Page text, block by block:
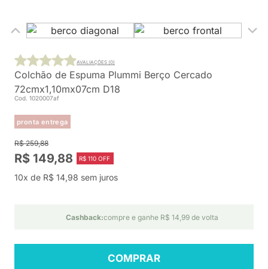
Colchão de Espuma Plummi Berço Cercado
72cmx1,10mx07cm D18
Cod. 1020007af
pronta entrega
AVALIAÇÕES (0)
R$ 259,88
R$ 149,88 R$ 110 OFF
10x de R$ 14,98 sem juros
Cashback:compre e ganhe R$ 14,99 de volta
COMPRAR